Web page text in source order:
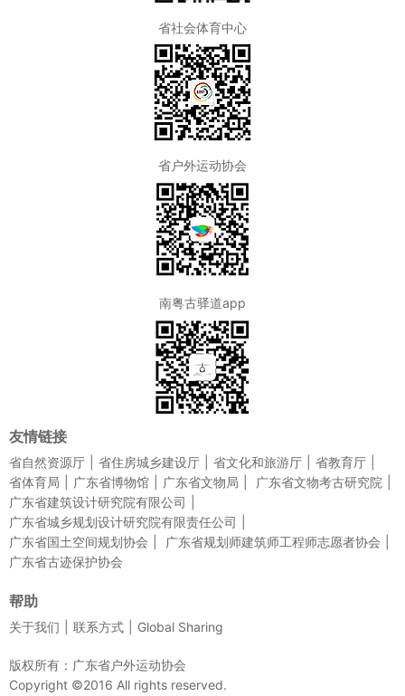
省社会体育中心
省户外运动协会
南粤古驿道app
友情链接
省自然资源厅 省住房城乡建设厅 省文化和旅游厅
省教育厅
省体育局
广东省博物馆 广东省文物局
广东省文物考古研究院
广东省建筑设计研究院有限公司
广东省城乡规划设计研究院有限责任公司
广东省国土空间规划协会
广东省规划师建筑师工程师志愿者协会
广东省古迹保护协会
帮助
关于我们 联系方式 Global Sharing
版权所有：广东省户外运动协会
Copyright ©2016 All rights reserved.